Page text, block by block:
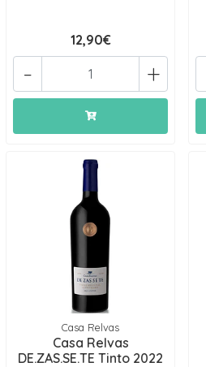
12,90€
+
-
Casa Relvas
Casa Relvas
DE.ZAS.SE.TE Tinto 2022